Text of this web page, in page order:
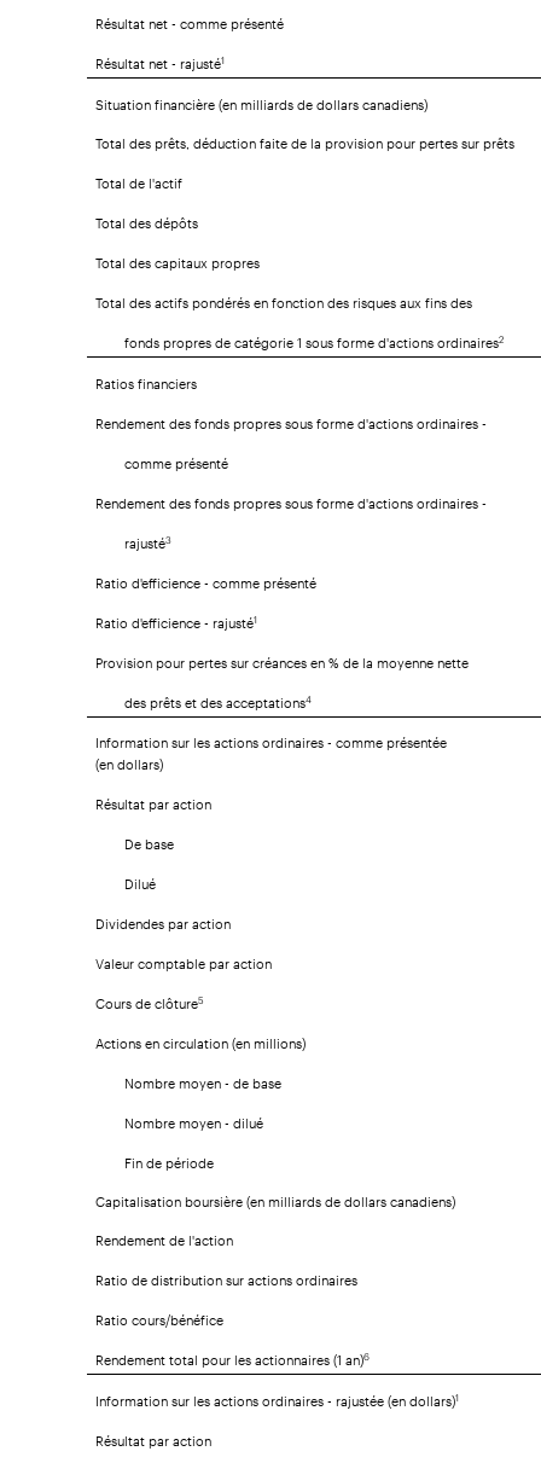
Résultat net - comme présenté
Résultat net - rajusté1
Situation financière (en milliards de dollars canadiens)
Total des prêts, déduction faite de la provision pour pertes sur prêts
Total de l'actif
Total des dépôts
Total des capitaux propres
Total des actifs pondérés en fonction des risques aux fins des
fonds propres de catégorie 1 sous forme d'actions ordinaires2
Ratios financiers
Rendement des fonds propres sous forme d'actions ordinaires -
comme présenté
Rendement des fonds propres sous forme d'actions ordinaires -
rajusté3
Ratio d'efficience - comme présenté
Ratio d'efficience - rajusté1
Provision pour pertes sur créances en % de la moyenne nette
des prêts et des acceptations4
Information sur les actions ordinaires - comme présentée
(en dollars)
Résultat par action
De base
Dilué
Dividendes par action
Valeur comptable par action
Cours de clôture5
Actions en circulation (en millions)
Nombre moyen - de base
Nombre moyen - dilué
Fin de période
Capitalisation boursière (en milliards de dollars canadiens)
Rendement de l'action
Ratio de distribution sur actions ordinaires
Ratio cours/bénéfice
Rendement total pour les actionnaires (1 an)6
Information sur les actions ordinaires - rajustée (en dollars)1
Résultat par action